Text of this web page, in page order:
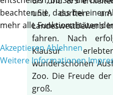
und durften am
Landeswettbewerb
fahren. Nach
Klausur
wunderschönen
Zoo. Die Freude
groß.
beachten Sie, dass bei einer
mehr alle Funktionalitäten
AkzeptierenAblehnen
Weitere Informationen